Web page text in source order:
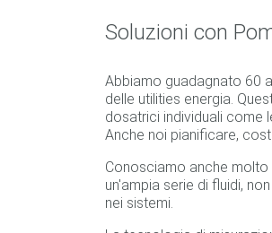
Soluzioni con
Abbiamo guadagnato 60
delle utilities energia.
dosatrici individuali come
Anche noi pianificare,
Conosciamo anche
un'ampia serie di fluidi,
nei sistemi.